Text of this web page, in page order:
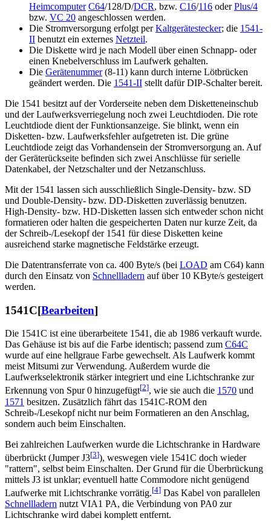
Heimcomputer C64/128/D/DCR, bzw. C16/116 oderPlus/4
bzw. VC 20 angeschlossen werden.
Die Stromversorgung erfolgt perKaltgerätestecker; die 1541-
II benutzt ein externes Netzteil.
Die Diskette wird je nach Modell über einen Schnapp- oder
einen Knebelverschluss im Laufwerk gehalten.
Die Gerätenummer(8-11) kann durch interne Lötbrücken
geändert werden. Die 1541-II stellt dafür DIP-Schalter bereit.
Die 1541 besitzt auf der Vorderseite neben dem Disketteneinschub
und der Laufwerksverriegelung noch zwei Leuchtdioden. Die rote
Leuchtdiode dient der Funktionsanzeige. Sie blinkt, wenn ein
Disketten- bzw. Laufwerksfehler aufgetreten ist. Die grüne
Leuchtdiode zeigt das Vorhandensein der Stromversorgung an. Auf
der Geräterückseite befinden sich zwei Anschlüsse für serielle
Datenkabel, der Netzschalter und der Netzanschluss.
Mit der 1541 lassen sich ausschließlich Single-Density- bzw. SD
und Double-Density- bzw. DD-Disketten zuverlässig benutzen.
High-Density- bzw. HD-Disketten lassen sich entweder schon nicht
formatieren oder halten die gespeicherten Daten nur kurze Zeit, da
der Schreib-/Lesekopf der 1541 für diese Disketten keine
ausreichend starke magnetische Feldstärke erzeugt.
Die Datentransferrate von ca. 400 Byte/s (bei LOAD am C64) kann
durch den Einsatz von Schnellladern auf über 10 KByte/s gesteigert
werden.
1541C[Bearbeiten]
Die 1541C ist eine überarbeitete 1541, die ab 1986 verkauft wurde.
Das Gehäuse ist bis auf die Farbe identisch; passend zum C64C
wurde auf eine hellgraue Farbe gewechselt. Als Laufwerk kommt
meist Mitsumi zur Verwendung. Außerdem wurde die
Laufwerkselektronik stärker integriert und eine Lichtschranke zur
Erkennung von Spur 0 hinzugefügt[2], wie sie auch die 1570 und
1571 besitzen. Zusätzlich fährt das 1541C-ROM den
Schreib-/Lesekopf nicht nur beim Formatieren an den Anschlag,
sondern auch beim Einschalten.
Bei zahlreichen Laufwerken wurde die Lichtschranke in Hardware
überbrückt (Jumper J3[3]), weswegen viele 1541C doch wieder
"rattern", selbst beim Einschalten. Der Grund für die Überbrückung
mittels J3 ist unklar; eventuell hatte Commodore nicht genügend
Laufwerke mit Lichtschranke vorrätig.[4] Das Kabel von parallelen
Schnellladern nutzt VIA1 PA, die Verbindung von PA0 zur
Lichtschranke wird dabei komplett entfernt.